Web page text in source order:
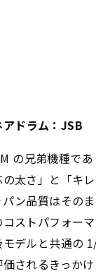
ドラム：JSB
の兄弟機種で
太さ」と「キ
ン品質はその
ストパフォーマ
デルと共通の
されるきっか